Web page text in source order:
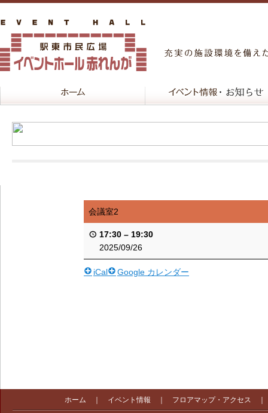
会議室2
17:30 – 19:30
2025/09/26
iCal Google カレンダー
ホーム イベント情報 フロアマップ・アクセス